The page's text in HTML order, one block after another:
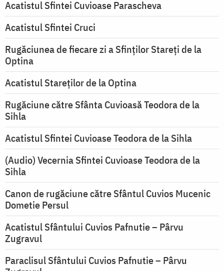
Acatistul Sfintei Cuvioase Parascheva
Acatistul Sfintei Cruci
Rugăciunea de fiecare zi a Sfinților Stareți de la
Optina
Acatistul Stareţilor de la Optina
Rugăciune către Sfânta Cuvioasă Teodora de la
Sihla
Acatistul Sfintei Cuvioase Teodora de la Sihla
(Audio) Vecernia Sfintei Cuvioase Teodora de la
Sihla
Canon de rugăciune către Sfântul Cuvios Mucenic
Dometie Persul
Acatistul Sfântului Cuvios Pafnutie – Pârvu
Zugravul
Paraclisul Sfântului Cuvios Pafnutie – Pârvu